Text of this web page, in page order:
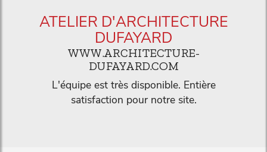
ATELIER D'ARCHITECTURE
DUFAYARD
WWW.ARCHITECTURE-
DUFAYARD.COM
L'équipe est très disponible. Entière
satisfaction pour notre site.